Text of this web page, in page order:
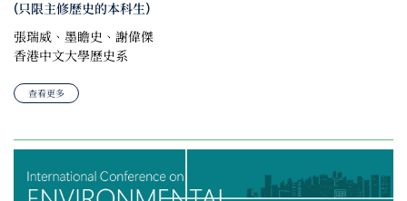
(只限主修歷史的本科生)
張瑞威、墨瞻史、謝偉傑
香港中文大學歷史系
查看更多